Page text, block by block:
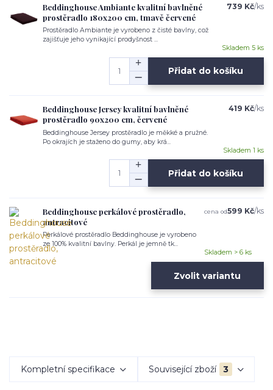
Beddinghouse Ambiante kvalitní bavlněné
prostěradlo 180x200 cm, tmavě červené
Prostěradlo Ambiante je vyrobeno z čisté bavlny, což
zajišťuje jeho vynikající prodyšnost ...
739 Kč/ks
Skladem 5 ks
Přidat do košíku
Beddinghouse Jersey kvalitní bavlněné
prostěradlo 90x200 cm, červené
Beddinghouse Jersey prostěradlo je měkké a pružné.
Po okrajích je staženo do gumy, aby krá...
419 Kč/ks
Skladem 1 ks
Přidat do košíku
Beddinghouse perkálové prostěradlo,
antracitové
Perkálové prostěradlo Beddinghouse je vyrobeno
ze 100% kvalitní bavlny. Perkál je jemně tk...
cena od599 Kč/ks
Skladem > 6 ks
Zvolit variantu
Kompletní specifikace Související zboží 3